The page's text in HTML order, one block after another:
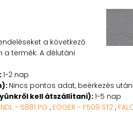
a következő
a termék. A délutáni
1-2 nap
Nincs pontos adat, beérkezés
kell átszállítani):1-5 nap
- 5881 PG , EGGER - F509 ST2,